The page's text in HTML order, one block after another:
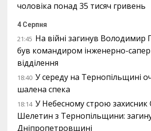
чоловіка понад 35 тисяч гривень
4 Серпня
21:45 На війні загинув Володимир
був командиром інженерно-
відділення
18:40 У середу на Тернопільщині
шалена спека
18:14 У Небесному строю захисник
Шелетин з Тернопільщини:
Дніпропетровщині